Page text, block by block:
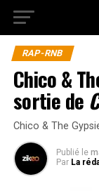
RAP-RNB
Chico &
sortie de
Chico & The
Publié le
Par La